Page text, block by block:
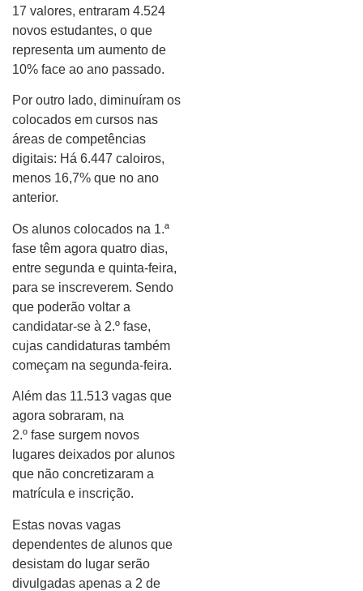
17 valores, entraram 4.524
novos estudantes, o que
representa um aumento de
10% face ao ano passado.
Por outro lado, diminuíram os
colocados em cursos nas
áreas de competências
digitais: Há 6.447 caloiros,
menos 16,7% que no ano
anterior.
Os alunos colocados na 1.ª
fase têm agora quatro dias,
entre segunda e quinta-feira,
para se inscreverem. Sendo
que poderão voltar a
candidatar-se à 2.º fase,
cujas candidaturas também
começam na segunda-feira.
Além das 11.513 vagas que
agora sobraram, na
2.º fase surgem novos
lugares deixados por alunos
que não concretizaram a
matrícula e inscrição.
Estas novas vagas
dependentes de alunos que
desistam do lugar serão
divulgadas apenas a 2 de